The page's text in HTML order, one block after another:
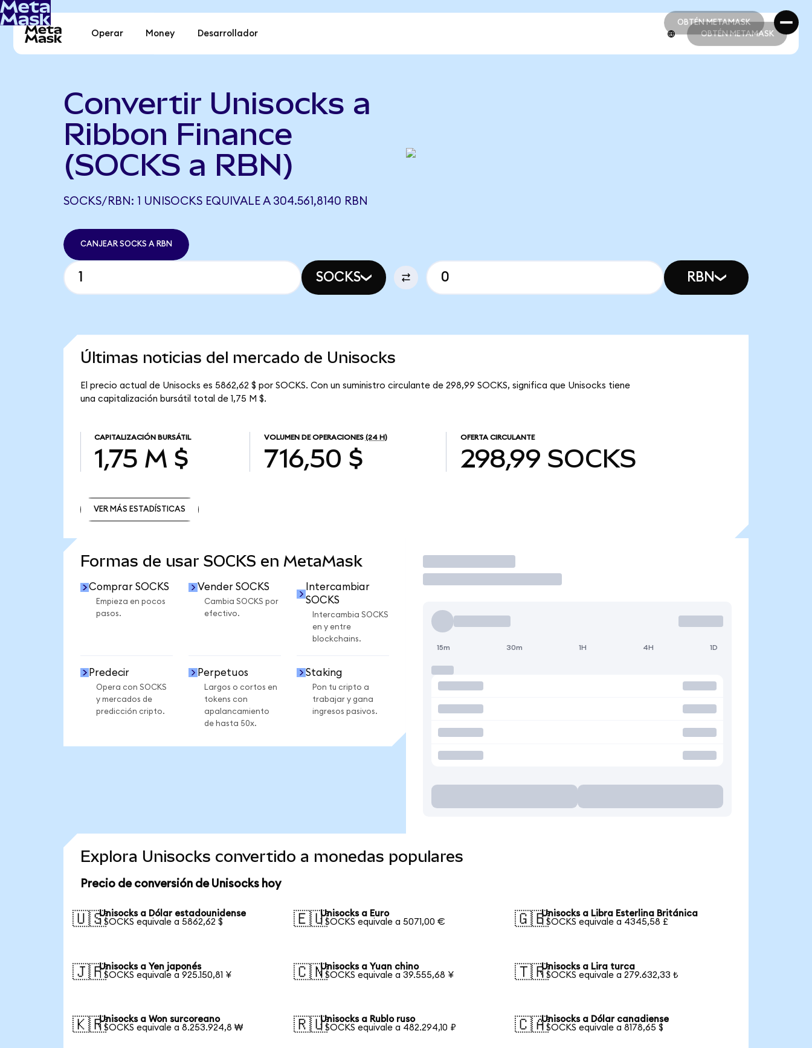
OBTÉN METAMASK
OBTÉN METAMASK
Operar Money Desarrollador OBTÉN METAMASK
Convertir Unisocks a
Ribbon Finance
(SOCKS a RBN)
SOCKS/RBN: 1 UNISOCKS EQUIVALE A 304.561,8140 RBN
CANJEAR SOCKS A RBN
SOCKS RBN
Últimas noticias del mercado de Unisocks
El precio actual de Unisocks es 5862,62 $ por SOCKS. Con un suministro circulante de 298,99 SOCKS, significa que Unisocks tiene
una capitalización bursátil total de 1,75 M $.
CAPITALIZACIÓN BURSÁTIL
1,75 M $
VOLUMEN DE OPERACIONES (24 H)
716,50 $
OFERTA CIRCULANTE
298,99 SOCKS
VER MÁS ESTADÍSTICAS
Formas de usar SOCKS en MetaMask
Comprar SOCKS
Empieza en pocos
pasos.
Vender SOCKS
Cambia SOCKS por
efectivo.
Intercambiar
SOCKS
Intercambia SOCKS
en y entre
blockchains.
Predecir
Opera con SOCKS
y mercados de
predicción cripto.
Perpetuos
Largos o cortos en
tokens con
apalancamiento
de hasta 50x.
Staking
Pon tu cripto a
trabajar y gana
ingresos pasivos.
Operar
15m 30m 1H 4H 1D
Explora Unisocks convertido a monedas populares
Precio de conversión de Unisocks hoy
🇺🇸Unisocks a Dólar estadounidense
1 SOCKS equivale a 5862,62 $
🇪🇺Unisocks a Euro
1 SOCKS equivale a 5071,00 €
🇬🇧Unisocks a Libra Esterlina Británica
1 SOCKS equivale a 4345,58 £
🇯🇵Unisocks a Yen japonés
1 SOCKS equivale a 925.150,81 ¥
🇨🇳Unisocks a Yuan chino
1 SOCKS equivale a 39.555,68 ¥
🇹🇷Unisocks a Lira turca
1 SOCKS equivale a 279.632,33 ₺
🇰🇷Unisocks a Won surcoreano
1 SOCKS equivale a 8.253.924,8 ₩
🇷🇺Unisocks a Rublo ruso
1 SOCKS equivale a 482.294,10 ₽
🇨🇦Unisocks a Dólar canadiense
1 SOCKS equivale a 8178,65 $